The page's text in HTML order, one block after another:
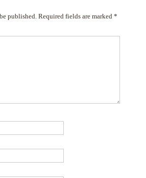
published. Required fields are marked*